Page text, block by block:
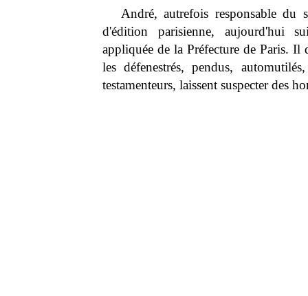
André, autrefois responsable du
d'édition parisienne, aujourd'hui
appliquée de la Préfecture de Paris. Il
les défenestrés, pendus,
testamenteurs, laissent suspecter des